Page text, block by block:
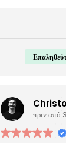
πριν από